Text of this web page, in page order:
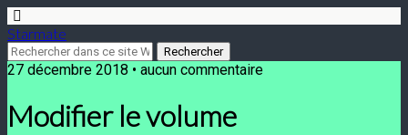
Starmate
27 décembre 2018 • aucun commentaire
Modifier le volume